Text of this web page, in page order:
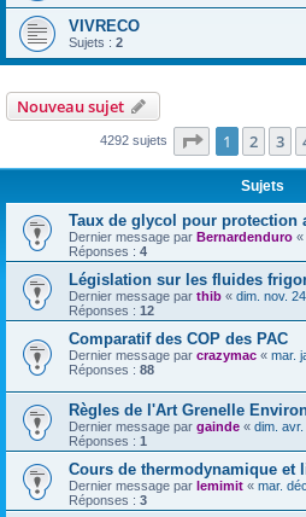
VIVRECO
Sujets : 2
Nouveau sujet
4292 sujets Page 1sur86
1 2 3
Sujets
Taux de glycol pour protection
Dernier message par Bernardenduro «
Réponses : 4
Législation sur les fluides
Dernier message par thib « dim. nov.
Réponses : 12
Comparatif des COP des PAC
Dernier message par crazymac « mar.
Réponses : 88
Règles de l'Art Grenelle
Dernier message par gainde « dim.
Réponses : 1
Cours de thermodynamique et
Dernier message par lemimit « mar.
Réponses : 3